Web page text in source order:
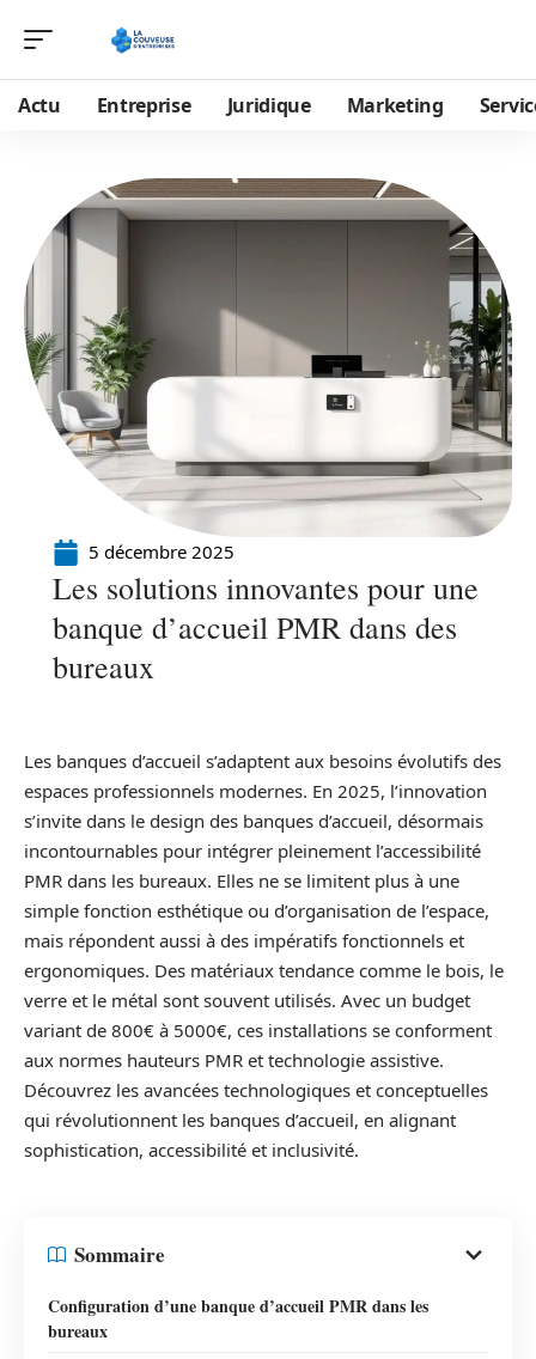
Actu Entreprise Juridique Marketing
5 décembre 2025
Les solutions innovantes pour une
banque d’accueil PMR dans des
bureaux
Les banques d’accueil s’adaptent aux besoins évolutifs des
espaces professionnels modernes. En 2025, l’innovation
s’invite dans le design des banques d’accueil, désormais
incontournables pour intégrer pleinement l’accessibilité
PMR dans les bureaux. Elles ne se limitent plus à une
simple fonction esthétique ou d’organisation de l’espace,
mais répondent aussi à des impératifs fonctionnels et
ergonomiques. Des matériaux tendance comme le bois, le
verre et le métal sont souvent utilisés. Avec un budget
variant de 800€ à 5000€, ces installations se conforment
aux normes hauteurs PMR et technologie assistive.
Découvrez les avancées technologiques et conceptuelles
qui révolutionnent les banques d’accueil, en alignant
sophistication, accessibilité et inclusivité.
Sommaire
Configuration d’une banque d’accueil PMR dans les
bureaux